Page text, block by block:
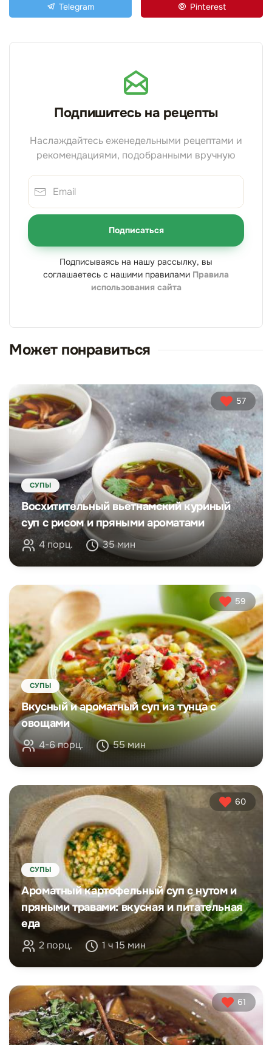
Telegram Pinterest
Подпишитесь на рецепты
Наслаждайтесь еженедельными рецептами и
рекомендациями, подобранными вручную
Подписаться
Подписываясь на нашу рассылку, вы
соглашаетесь с нашими правилами Правила
использования сайта
Может понравиться
57
СУПЫ
Восхитительный вьетнамский куриный
суп с рисом и пряными ароматами
4 порц. 35 мин
59
СУПЫ
Вкусный и ароматный суп из тунца с
овощами
4-6 порц. 55 мин
60
СУПЫ
Ароматный картофельный суп с нутом и
пряными травами: вкусная и питательная
еда
2 порц. 1 ч 15 мин
61